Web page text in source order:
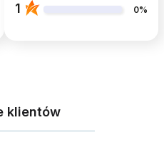
1 0%
klientów